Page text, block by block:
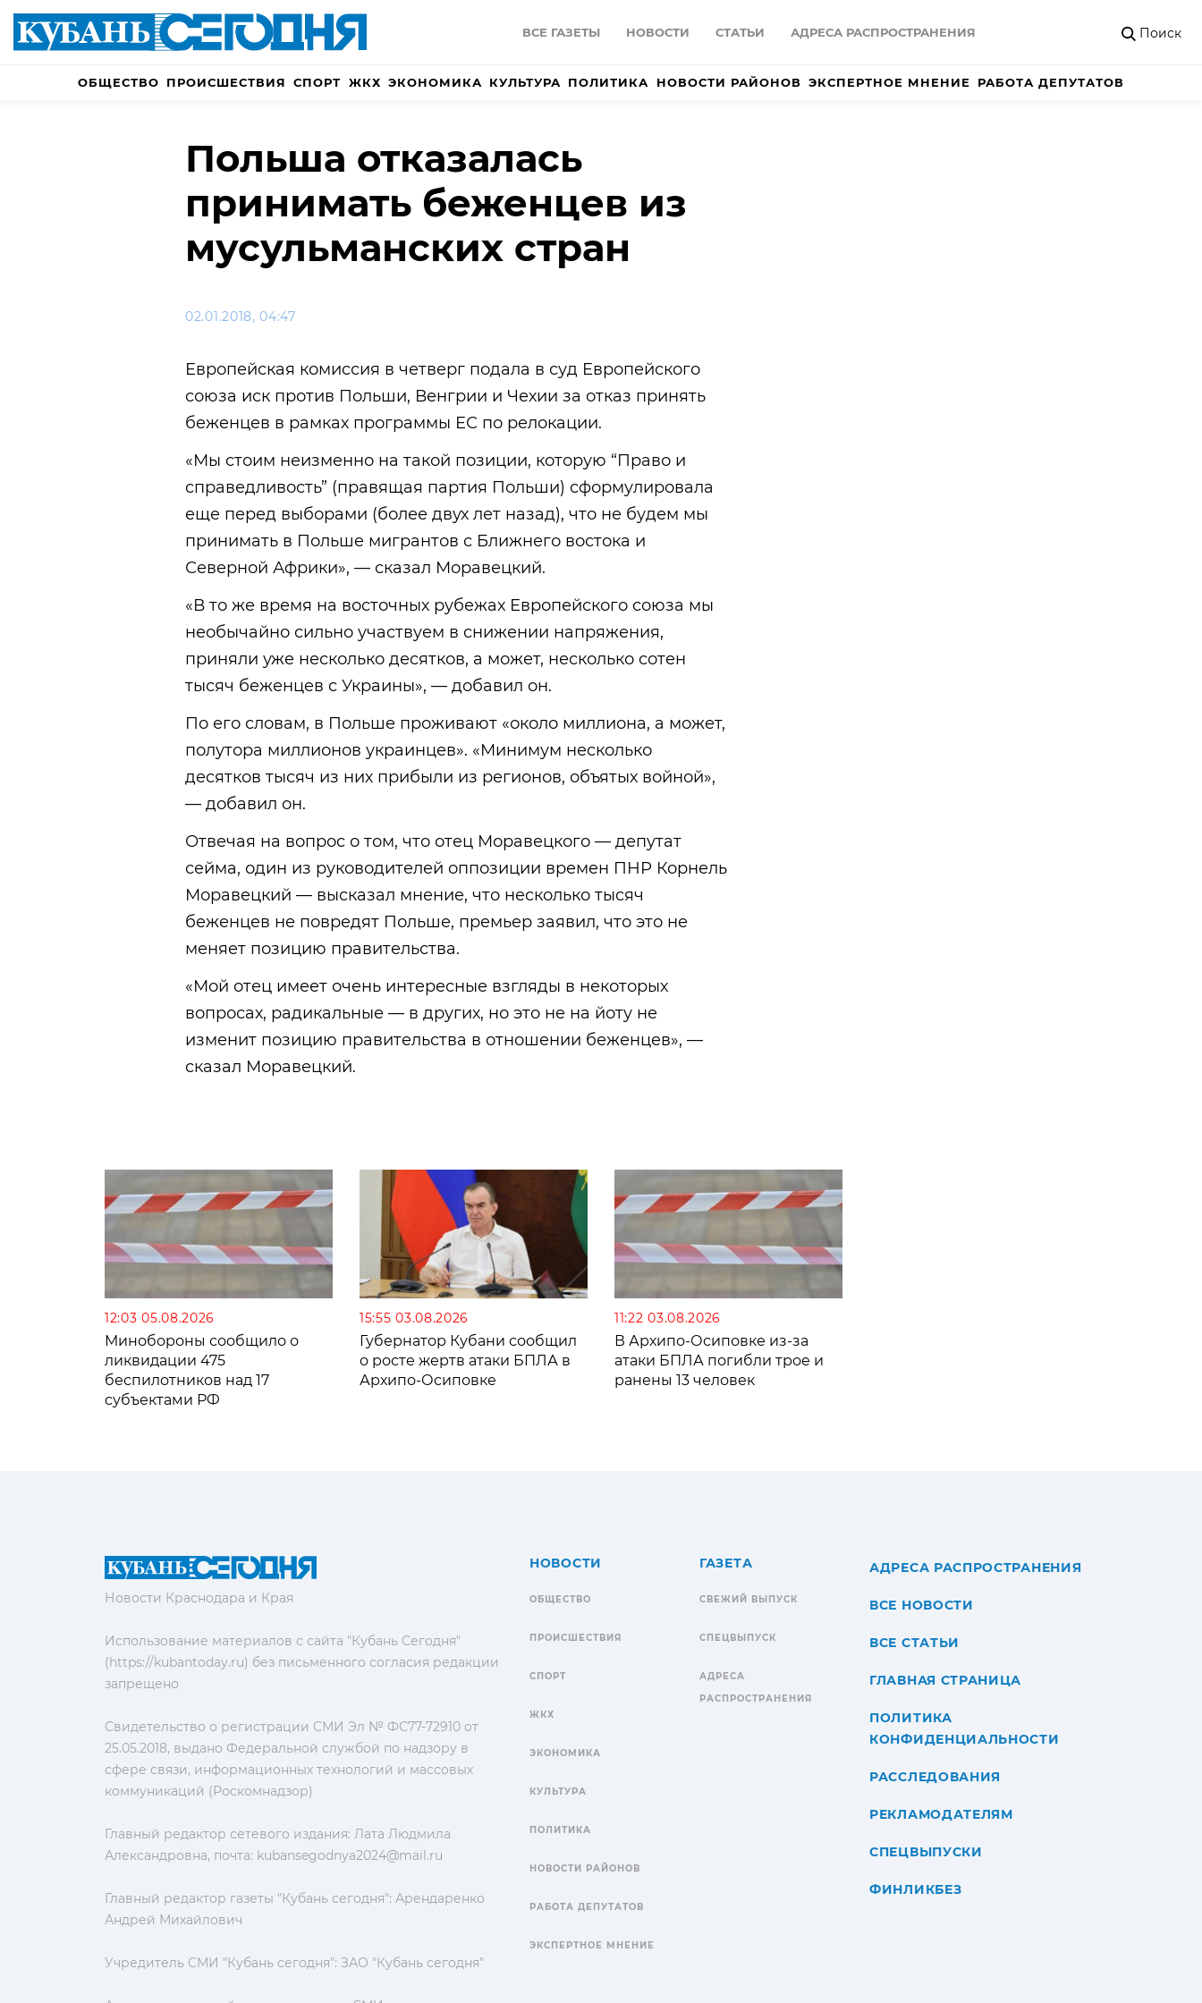
ВСЕ ГАЗЕТЫ НОВОСТИ СТАТЬИ АДРЕСА РАСПРОСТРАНЕНИЯ Поиск
ОБЩЕСТВО ПРОИСШЕСТВИЯ СПОРТ ЖКХ ЭКОНОМИКА КУЛЬТУРА ПОЛИТИКА НОВОСТИ РАЙОНОВ ЭКСПЕРТНОЕ МНЕНИЕ РАБОТА ДЕПУТАТОВ
Польша отказалась
принимать беженцев из
мусульманских стран
02.01.2018, 04:47
Европейская комиссия в четверг подала в суд Европейского
союза иск против Польши, Венгрии и Чехии за отказ принять
беженцев в рамках программы ЕС по релокации.
«Мы стоим неизменно на такой позиции, которую “Право и
справедливость” (правящая партия Польши) сформулировала
еще перед выборами (более двух лет назад), что не будем мы
принимать в Польше мигрантов с Ближнего востока и
Северной Африки», — сказал Моравецкий.
«В то же время на восточных рубежах Европейского союза мы
необычайно сильно участвуем в снижении напряжения,
приняли уже несколько десятков, а может, несколько сотен
тысяч беженцев с Украины», — добавил он.
По его словам, в Польше проживают «около миллиона, а может,
полутора миллионов украинцев». «Минимум несколько
десятков тысяч из них прибыли из регионов, объятых войной»,
— добавил он.
Отвечая на вопрос о том, что отец Моравецкого — депутат
сейма, один из руководителей оппозиции времен ПНР Корнель
Моравецкий — высказал мнение, что несколько тысяч
беженцев не повредят Польше, премьер заявил, что это не
меняет позицию правительства.
«Мой отец имеет очень интересные взгляды в некоторых
вопросах, радикальные — в других, но это не на йоту не
изменит позицию правительства в отношении беженцев», —
сказал Моравецкий.
12:03 05.08.2026
Минобороны сообщило о
ликвидации 475
беспилотников над 17
субъектами РФ
15:55 03.08.2026
Губернатор Кубани сообщил
о росте жертв атаки БПЛА в
Архипо-Осиповке
11:22 03.08.2026
В Архипо-Осиповке из-за
атаки БПЛА погибли трое и
ранены 13 человек
Новости Краснодара и Края
Использование материалов с сайта "Кубань Сегодня"
(https://kubantoday.ru) без письменного согласия редакции
запрещено
Свидетельство о регистрации СМИ Эл № ФС77-72910 от
25.05.2018, выдано Федеральной службой по надзору в
сфере связи, информационных технологий и массовых
коммуникаций (Роскомнадзор)
Главный редактор сетевого издания: Лата Людмила
Александровна, почта: kubansegodnya2024@mail.ru
Главный редактор газеты "Кубань сегодня": Арендаренко
Андрей Михайлович
Учредитель СМИ "Кубань сегодня": ЗАО "Кубань сегодня"
НОВОСТИ
ОБЩЕСТВО
ПРОИСШЕСТВИЯ
СПОРТ
ЖКХ
ЭКОНОМИКА
КУЛЬТУРА
ПОЛИТИКА
НОВОСТИ РАЙОНОВ
РАБОТА ДЕПУТАТОВ
ЭКСПЕРТНОЕ МНЕНИЕ
ГАЗЕТА
СВЕЖИЙ ВЫПУСК
СПЕЦВЫПУСК
АДРЕСА
РАСПРОСТРАНЕНИЯ
АДРЕСА РАСПРОСТРАНЕНИЯ
ВСЕ НОВОСТИ
ВСЕ СТАТЬИ
ГЛАВНАЯ СТРАНИЦА
ПОЛИТИКА
КОНФИДЕНЦИАЛЬНОСТИ
РАССЛЕДОВАНИЯ
РЕКЛАМОДАТЕЛЯМ
СПЕЦВЫПУСКИ
ФИНЛИКБЕЗ